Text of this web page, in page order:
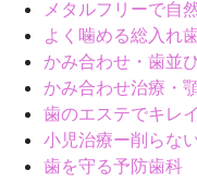
メタルフリーで自
よく噛める総入れ
かみ合わせ・歯並
かみ合わせ治療・
歯のエステでキレ
小児治療ー削らな
歯を守る予防歯科